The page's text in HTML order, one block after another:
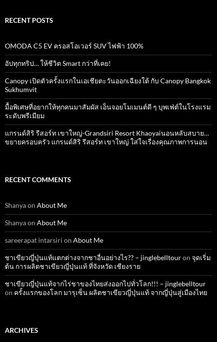
RECENT POSTS
OMODA C5 EV ครอสโอเวอร์ SUV ไฟฟ้า 100%
อัปทุกทริป… ให้ชีวิต Smart กว่าที่เคย!
Canopy เปิดตัวครั้งแรกในเอเชียตะวันออกเฉียงใต้ กับ Canopy Bangkok
Sukhumvit
มื้อพิเศษที่อยากให้ทุกคนมาสัมผัส เอ็นจอยโมเมนต์ดี ๆ บุพเฟ่ต์ในโรงแรม
ระดับพรีเมียม
แกรนด์สิริ​ รีสอร์ท​ เขาใหญ่​-Grandsiri​ Resort​ Khaoyaiนอนหลับสบาย…
ขยายครอบครัว แกรนด์สิริ รีสอร์ท เขาใหญ่ ใส่ใจเรื่องคุณภาพการนอน
RECENT COMMENTS
Shanyaon About Me
Shanyaon About Me
sareerapat intarsiri on About Me
ชาเขียวญี่ปุ่นแท้แตกต่างจากชาอื่นอย่างไร?? – jinglebelltouron จุดเริ่ม
ต้น การผลิตชาเขียวญี่ปุ่นแท้ ที่จังหวัด เชียงราย
ชาเขียวญี่ปุ่นแท้จากไร่ชาของไทยส่งออกไปทั่วโลก!!! – jinglebelltour
on ครั้งแรกของโลก มารุเซ็น ผลิตชาเขียวญี่ปุ่นแท้ จากญี่ปุ่นสู่เมืองไทย
ARCHIVES